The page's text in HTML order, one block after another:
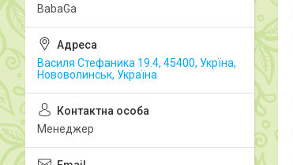
BabaGa
Василя Стефаника 19.4, 45400, Укрїна,
Нововолинськ, Україна
Менеджер